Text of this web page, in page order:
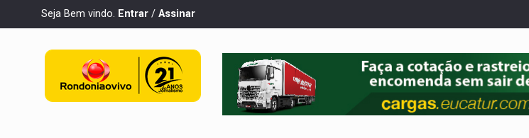
Seja Bem vindo. Entrar / Assinar